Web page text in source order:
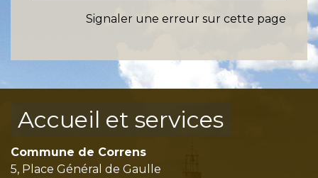
Signaler une erreur sur cette page
Accueil et services
Commune de Correns
5, Place Général de Gaulle